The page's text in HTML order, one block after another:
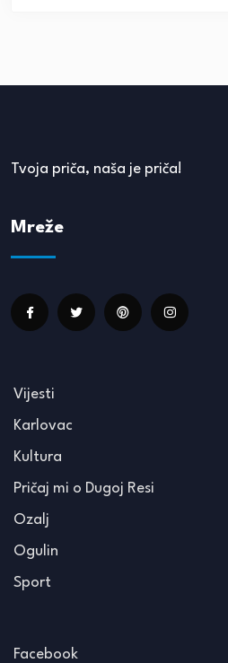
Tvoja priča, naša je priča!
Mreže
Vijesti
Karlovac
Kultura
Pričaj mi o Dugoj Resi
Ozalj
Ogulin
Sport
Facebook